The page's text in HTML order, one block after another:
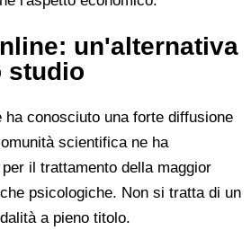
un'alternativa
studio
ha conosciuto una forte diffusione
scientifica ne ha
il trattamento della maggior
psicologiche. Non si tratta di un
a pieno titolo.